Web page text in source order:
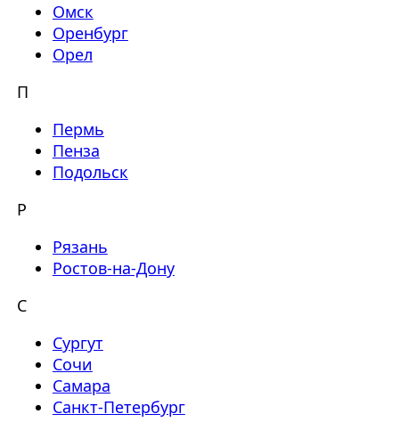
Омск
Оренбург
Орел
П
Пермь
Пенза
Подольск
Р
Рязань
Ростов-на-Дону
С
Сургут
Сочи
Самара
Санкт-Петербург